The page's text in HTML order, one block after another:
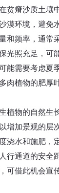
贫瘠沙质土
环境，避免
和频率，通常
光照充足，可
能需要考虑
植物的肥厚
植物的自然生
加景观的层
浇水和施肥，
行通道的安全
可借此机会宣